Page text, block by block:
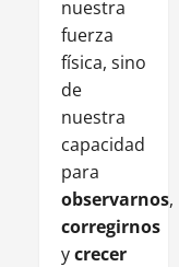
nuestra
fuerza
física, sino
de
nuestra
capacidad
para
observarnos,
corregirnos
ycrecer